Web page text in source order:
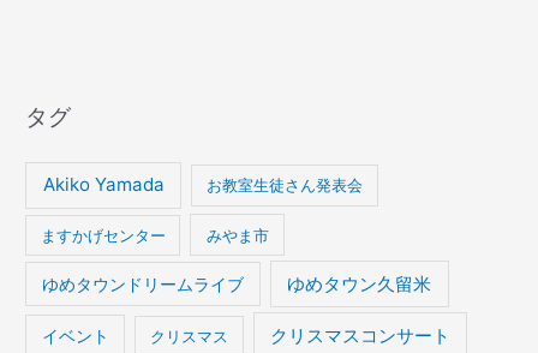
タグ
Akiko Yamada お教室生徒さん発表会
ますかげセンター みやま市
ゆめタウンドリームライブ ゆめタウン久留米
イベント クリスマス クリスマスコンサート